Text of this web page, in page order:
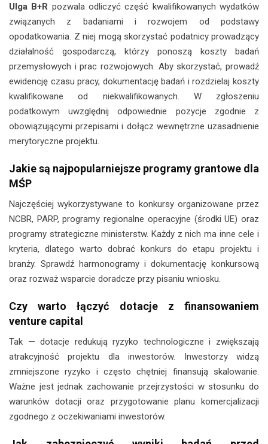
Ulga B+R pozwala odliczyć część kwalifikowanych wydatków
związanych z badaniami i rozwojem od podstawy
opodatkowania. Z niej mogą skorzystać podatnicy prowadzący
działalność gospodarczą, którzy ponoszą koszty badań
przemysłowych i prac rozwojowych. Aby skorzystać, prowadź
ewidencję czasu pracy, dokumentację badań i rozdzielaj koszty
kwalifikowane od niekwalifikowanych. W zgłoszeniu
podatkowym uwzględnij odpowiednie pozycje zgodnie z
obowiązującymi przepisami i dołącz wewnętrzne uzasadnienie
merytoryczne projektu.
Jakie są najpopularniejsze programy grantowe dla
MŚP
Najczęściej wykorzystywane to konkursy organizowane przez
NCBR, PARP, programy regionalne operacyjne (środki UE) oraz
programy strategiczne ministerstw. Każdy z nich ma inne cele i
kryteria, dlatego warto dobrać konkurs do etapu projektu i
branży. Sprawdź harmonogramy i dokumentację konkursową
oraz rozważ wsparcie doradcze przy pisaniu wniosku.
Czy warto łączyć dotacje z finansowaniem
venture capital
Tak — dotacje redukują ryzyko technologiczne i zwiększają
atrakcyjność projektu dla inwestorów. Inwestorzy widzą
zmniejszone ryzyko i często chętniej finansują skalowanie.
Ważne jest jednak zachowanie przejrzystości w stosunku do
warunków dotacji oraz przygotowanie planu komercjalizacji
zgodnego z oczekiwaniami inwestorów.